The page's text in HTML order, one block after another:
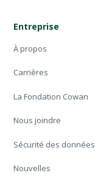
Entreprise
À propos
Carrières
La Fondation Cowan
Nous joindre
Sécurité des données
Nouvelles